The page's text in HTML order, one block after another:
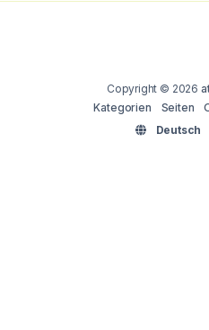
Copyright © 2026
Kategorien
Seiten
Deutsch